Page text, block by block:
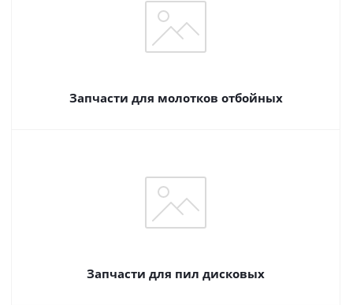
Запчасти для молотков отбойных
Запчасти для пил дисковых